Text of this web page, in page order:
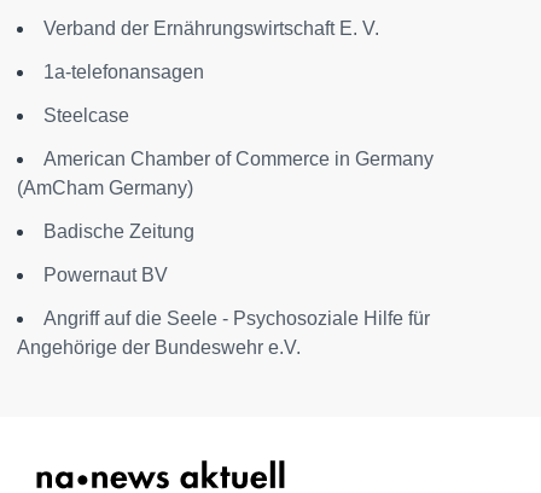
Verband der Ernährungswirtschaft E. V.
1a-telefonansagen
Steelcase
American Chamber of Commerce in Germany
(AmCham Germany)
Badische Zeitung
Powernaut BV
Angriff auf die Seele - Psychosoziale Hilfe für
Angehörige der Bundeswehr e.V.